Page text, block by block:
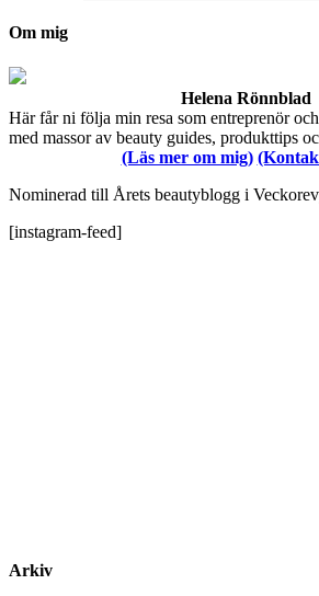
Om mig
Helena Rönnblad
Här får ni följa min resa som entreprenör
med massor av beauty guides, produkttips
(Läs mer om mig)
Nominerad till Årets beautyblogg i
[instagram-feed]
Arkiv